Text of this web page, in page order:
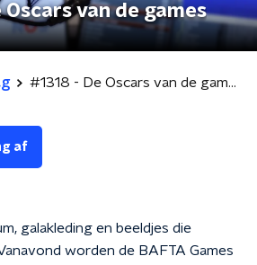
Oscars van de games
#1318 - De Oscars van de games
af
galakleding en beeldjes die
worden de BAFTA Games